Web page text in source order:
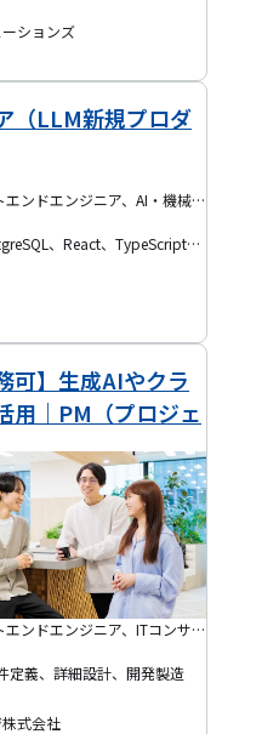
ションズ
（LLM新規プロダ
バックエンドエンジニア、フロントエンドエンジニア、AI・機械学習エンジニア、フルスタックエンジニア、テックリード
AWS、Go(Golang)、Next.js、PostgreSQL、React、TypeScript、Figma、Terraform
可】生成AIやクラ
用｜PM（プロジェ
バックエンドエンジニア、フロントエンドエンジニア、ITコンサルタント、プログラマー(PG)、プロジェクトマネージャー(PM)、システムエンジニア(SE)、フルスタックエンジニア、アジャイルコーチ・スクラムマスター
定義、詳細設計、開発製造
式会社